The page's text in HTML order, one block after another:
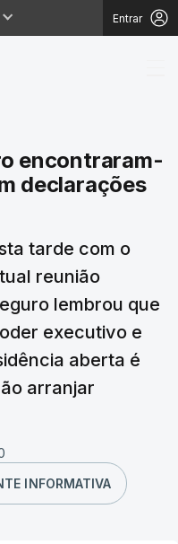
Entrar
encontraram-
declarações
tarde com o
reunião
lembrou que
executivo e
aberta é
arranjar
INFORMATIVA